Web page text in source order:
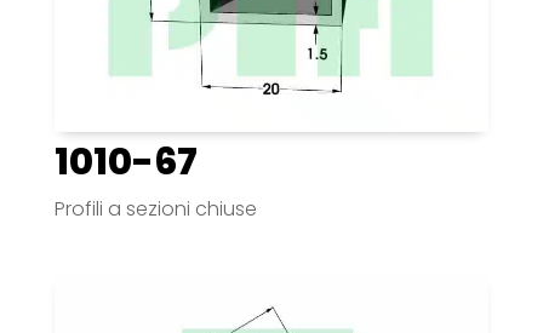
1010-67
Profili a sezioni chiuse